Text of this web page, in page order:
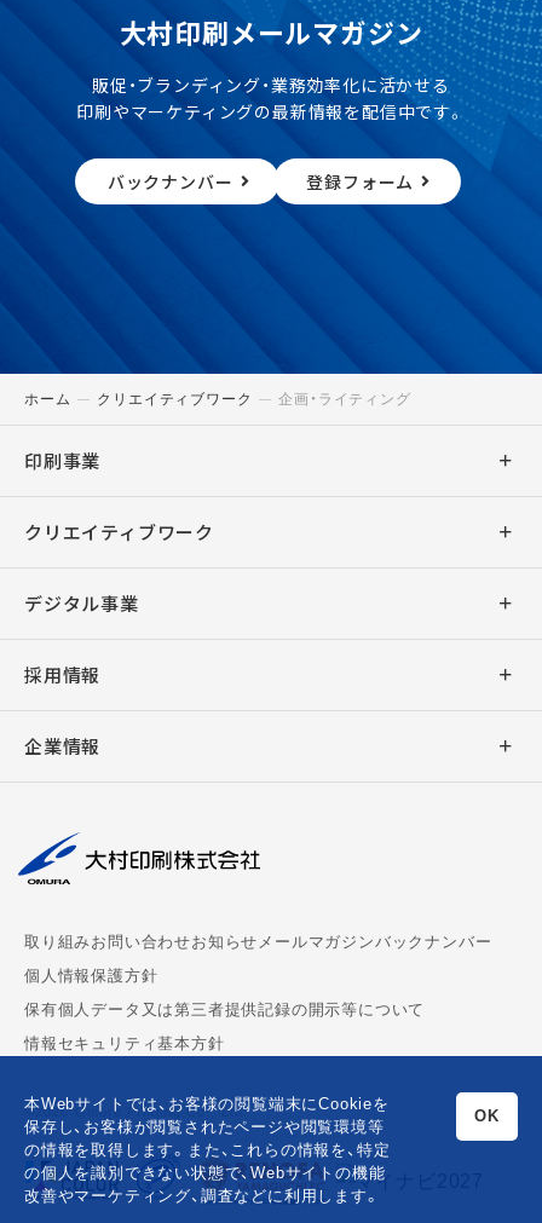
本Webサイトでは、お客様の閲覧端末にCookieを
保存し、お客様が閲覧されたページや閲覧環境等
の情報を取得します。また、これらの情報を、特定
の個人を識別できない状態で、Webサイトの機能
改善やマーケティング、調査などに利用します。
OK
大村印刷メールマガジン
販促・ブランディング・業務効率化に活かせる
印刷やマーケティングの最新情報を配信中です。
バックナンバー 登録フォーム
ホーム クリエイティブワーク 企画・ライティング
印刷事業
商業印刷
加工
バリアブル印刷
AUGGLE
御朱印帳
山口ふるさと観光名刺
大村印刷DIRECT
クリエイティブワーク
デザイン
キャラクター販促
組版
ビジネス漫画制作
デジタル事業
アプリ開発
デジタルサイネージ
デジタル教科書制作
chuboz
MEDPORTAL
採用情報
新卒採用
大村印刷の働き方
企業情報
会社概要
事業拠点
取り組みお問い合わせお知らせ メールマガジンバックナンバー
個人情報保護方針
保有個人データ又は第三者提供記録の開示等について
情報セキュリティ基本方針
©2026 Omura Printing Co., Ltd.